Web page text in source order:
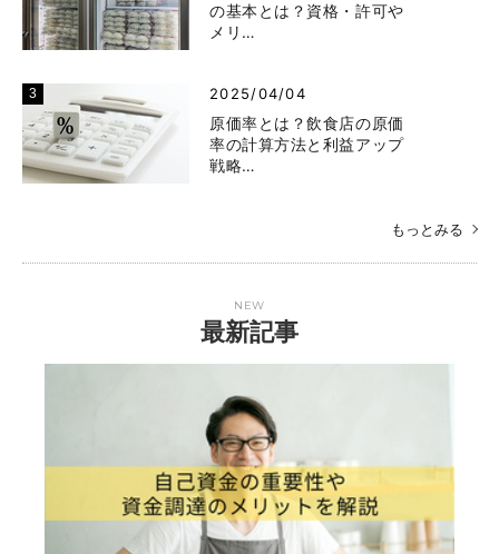
の基本とは？資格・許可や
メリ…
2025/04/04
原価率とは？飲食店の原価
率の計算方法と利益アップ
戦略…
もっとみる
NEW
最新記事